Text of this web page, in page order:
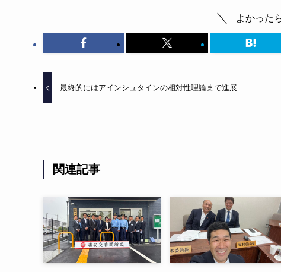
よかった
最終的にはアインシュタインの相対性理論まで進展
関連記事